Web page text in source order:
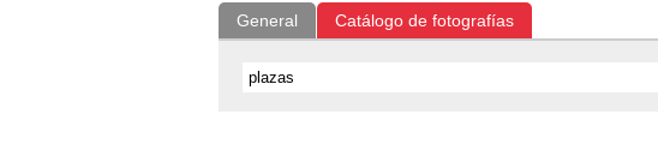
General Catálogo de fotografías